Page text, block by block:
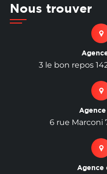
Nous trouver
3 le bon repos
6 rue Marconi
Agence